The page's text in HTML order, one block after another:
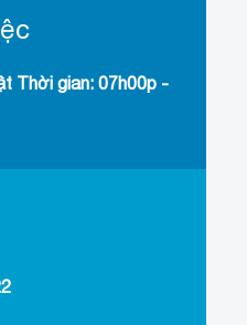
Thời gian: 07h00p -